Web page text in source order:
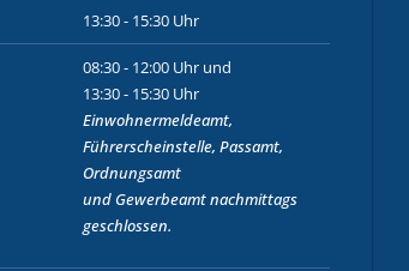
13:30 - 15:30 Uhr
08:30 - 12:00 Uhr und
13:30 - 15:30 Uhr
Einwohnermeldeamt,
Führerscheinstelle, Passamt,
Ordnungsamt
und Gewerbeamtnachmittags
geschlossen.